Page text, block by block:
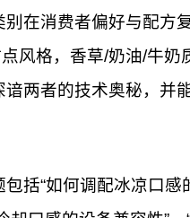
在消费者偏好与配方
风格，香草/奶油/牛奶
两者的技术奥秘，并
括“如何调配冰凉口